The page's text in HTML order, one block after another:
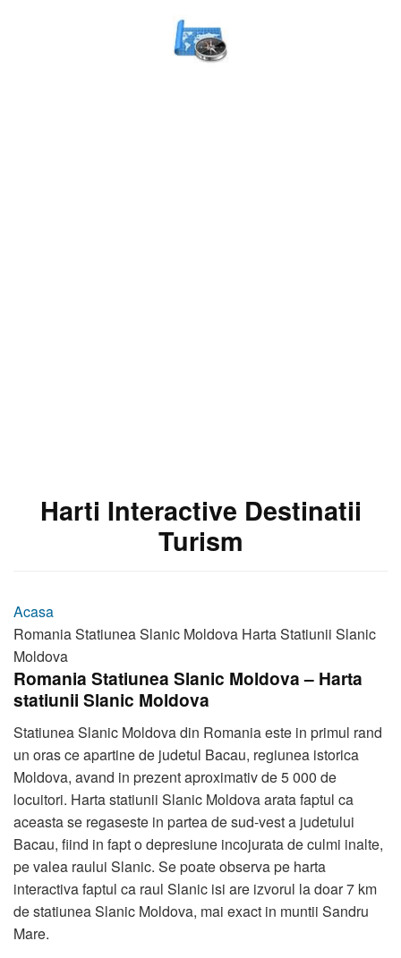
Harti Interactive Destinatii
Turism
Acasa
Romania Statiunea Slanic Moldova Harta Statiunii Slanic
Moldova
Romania Statiunea Slanic Moldova – Harta
statiunii Slanic Moldova
Statiunea Slanic Moldova din Romania este in primul rand
un oras ce apartine de judetul Bacau, regiunea istorica
Moldova, avand in prezent aproximativ de 5 000 de
locuitori. Harta statiunii Slanic Moldova arata faptul ca
aceasta se regaseste in partea de sud-vest a judetului
Bacau, fiind in fapt o depresiune incojurata de culmi inalte,
pe valea raului Slanic. Se poate observa pe harta
interactiva faptul ca raul Slanic isi are izvorul la doar 7 km
de statiunea Slanic Moldova, mai exact in muntii Sandru
Mare.